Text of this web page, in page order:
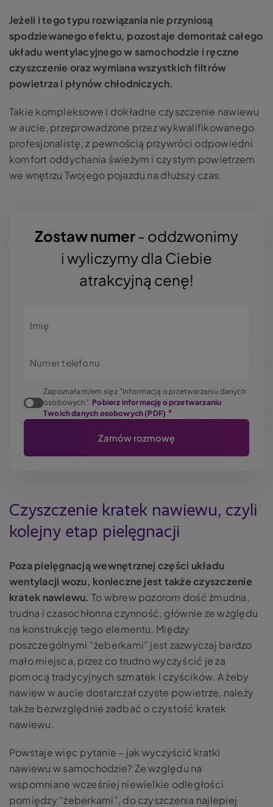
Jeżeli i tego typu rozwiązania nie przyniosą
spodziewanego efektu, pozostaje demontaż całego
układu wentylacyjnego w samochodzie i ręczne
czyszczenie oraz wymiana wszystkich filtrów
powietrza i płynów chłodniczych.
Takie kompleksowe i dokładne czyszczenie nawiewu
w aucie, przeprowadzone przez wykwalifikowanego
profesjonalistę, z pewnością przywróci odpowiedni
komfort oddychania świeżym i czystym powietrzem
we wnętrzu Twojego pojazdu na dłuższy czas.
Zostaw numer- oddzwonimy
i wyliczymy dla Ciebie
atrakcyjną cenę!
Imię
Numer telefonu
Zapoznałam/em się z "Informacją o przetwarzaniu danych
osobowych". Pobierz informację o przetwarzaniu
Twoich danych osobowych (PDF)
Czyszczenie kratek nawiewu, czyli
kolejny etap pielęgnacji
Poza pielęgnacją wewnętrznej części układu
wentylacji wozu, konieczne jest także czyszczenie
kratek nawiewu. To wbrew pozorom dość żmudna,
trudna i czasochłonna czynność, głównie ze względu
na konstrukcję tego elementu. Między
poszczególnymi “żeberkami” jest zazwyczaj bardzo
mało miejsca, przez co trudno wyczyścić je za
pomocą tradycyjnych szmatek i czyścików. A żeby
nawiew w aucie dostarczał czyste powietrze, należy
także bezwzględnie zadbać o czystość kratek
nawiewu.
Powstaje więc pytanie – jak wyczyścić kratki
nawiewu w samochodzie? Ze względu na
wspomniane wcześniej niewielkie odległości
pomiędzy “żeberkami”, do czyszczenia najlepiej